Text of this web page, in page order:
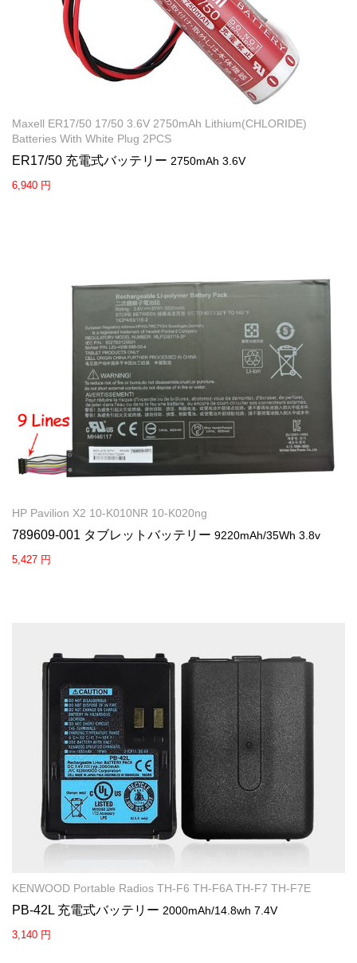
Maxell ER17/50 17/50 3.6V 2750mAh Lithium(CHLORIDE)
Batteries With White Plug 2PCS
ER17/50 充電式バッテリー 2750mAh 3.6V
6,940 円
HP Pavilion X2 10-K010NR 10-K020ng
789609-001 タブレットバッテリー 9220mAh/35Wh 3.8v
5,427 円
KENWOOD Portable Radios TH-F6 TH-F6A TH-F7 TH-F7E
PB-42L 充電式バッテリー 2000mAh/14.8wh 7.4V
3,140 円